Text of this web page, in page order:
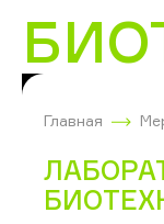
Главная